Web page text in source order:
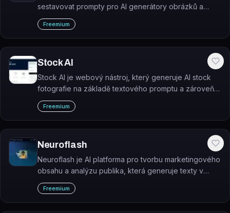
sestavovat prompty pro AI generátory obrázků a
generovat vizuální obsah z více než 35 AI modelů.
Freemium
Stock AI
Stock AI je webový nástroj, který generuje AI stock
fotografie na základě textového promptu a zároveň
nabízí procházení existující knihovny AI snímků.
Freemium
Neuroflash
Neuroflash je AI platforma pro tvorbu marketingového
obsahu a analýzu publika, která generuje texty v
hlase značky a předpovídá jejich dopad před
publikováním.
Freemium